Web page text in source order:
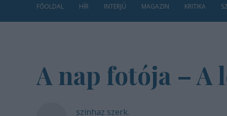
FŐOLDAL HÍR INTERJÚ MAGAZIN KRITIKA
A nap fotója – A
szinhaz szerk.